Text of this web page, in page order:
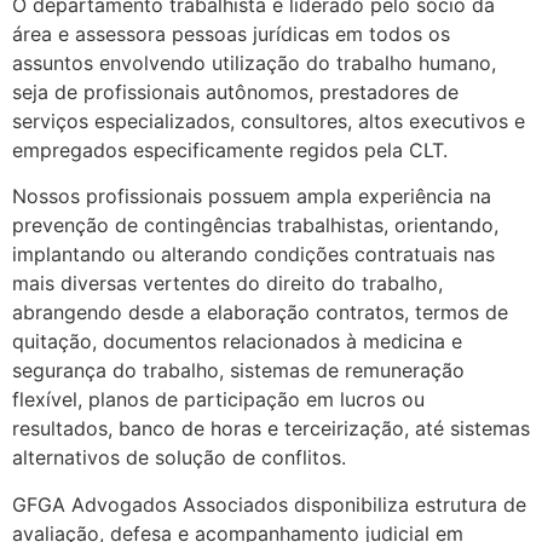
O departamento trabalhista é liderado pelo sócio da
área e assessora pessoas jurídicas em todos os
assuntos envolvendo utilização do trabalho humano,
seja de profissionais autônomos, prestadores de
serviços especializados, consultores, altos executivos e
empregados especificamente regidos pela CLT.
Nossos profissionais possuem ampla experiência na
prevenção de contingências trabalhistas, orientando,
implantando ou alterando condições contratuais nas
mais diversas vertentes do direito do trabalho,
abrangendo desde a elaboração contratos, termos de
quitação, documentos relacionados à medicina e
segurança do trabalho, sistemas de remuneração
flexível, planos de participação em lucros ou
resultados, banco de horas e terceirização, até sistemas
alternativos de solução de conflitos.
GFGA Advogados Associados disponibiliza estrutura de
avaliação, defesa e acompanhamento judicial em